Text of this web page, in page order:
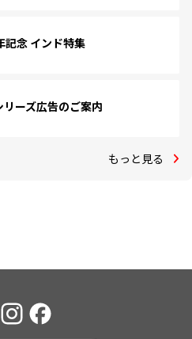
記念 インド特集
リーズ広告のご案内
もっと見る